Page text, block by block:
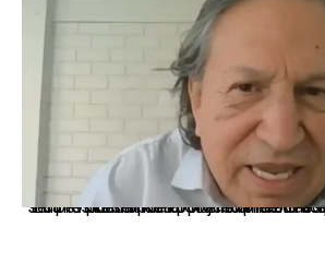
La presidenta Keiko Fujimori informó que la solicitud de indulto presentada por el expresidente Alejandro Toledo será evaluada por la Comisión de Gracias